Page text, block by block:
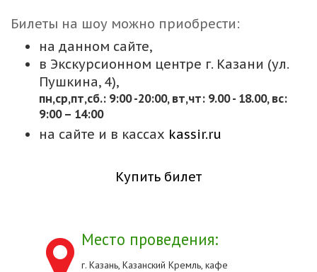
Билеты на шоу можно приобрести:
на данном сайте,
в Экскурсионном центре г. Казани (ул.
Пушкина, 4),
пн,cр,пт,сб.: 9:00 -20:00, вт,чт: 9.00 - 18.00, вс:
9:00 – 14:00
на сайте и в кассах kassir.ru
Купить билет
Место проведения:
г. Казань, Казанский Кремль, кафе